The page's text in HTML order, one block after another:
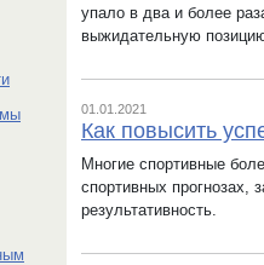
упало в два и более
выжидательную
01.01.2021
Как повысить
Многие спортивные
спортивных прогнозах,
результативность.